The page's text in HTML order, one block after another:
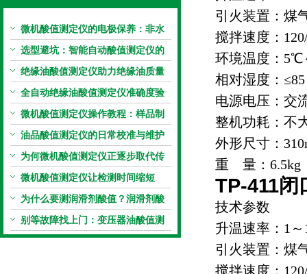
微机酸值测定仪的电极保养：非水
电极的清洗与活化方法
选型避坑：智能自动酸值测定仪的
加热功率与萃取时间关系
绝缘油酸值测定仪助力绝缘油质量
把控，降低设备故障
全自动绝缘油酸值测定仪准确度验
证：标准物质标定步骤
微机酸值测定仪操作教程：样品制
备、参数设置与结果解读
油品酸值测定仪的日常校准与维护
流程
为何微机酸值测定仪正逐步取代传
统手动滴定法？
微机酸值测定仪让检测时间缩短
50%
为什么要测润滑剂酸值？润滑剂酸
值测定法告诉你答案
别等故障找上门：变压器油酸值测
试仪的预警功能
引火装置：煤
搅拌速度：
环境温度：
相对湿度：
电源电压：交
整机功耗：不
外形尺寸：
重 量：6.5kg
TP-411闭
技术参数
升温速率：1
引火装置：煤
搅拌速度：